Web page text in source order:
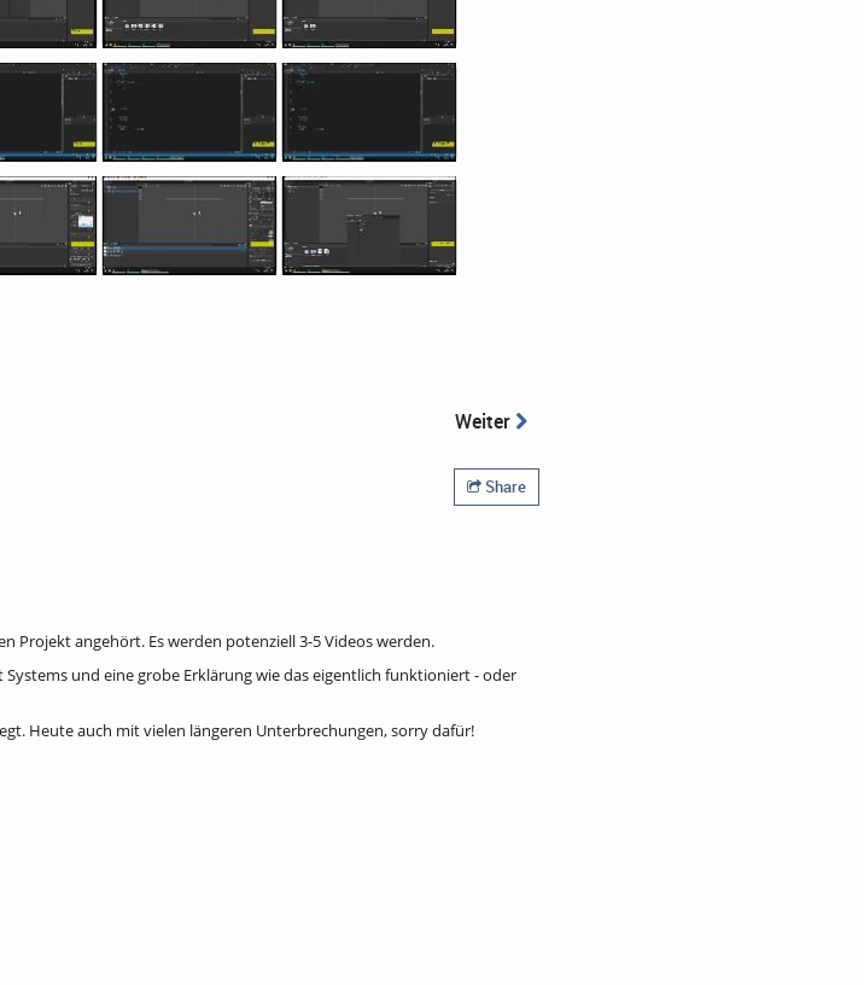
Weiter
Share
Projekt angehört. Es werden potenziell 3-5 Videos werden.
und eine grobe Erklärung wie das eigentlich funktioniert - oder
Heute auch mit vielen längeren Unterbrechungen, sorry dafür!